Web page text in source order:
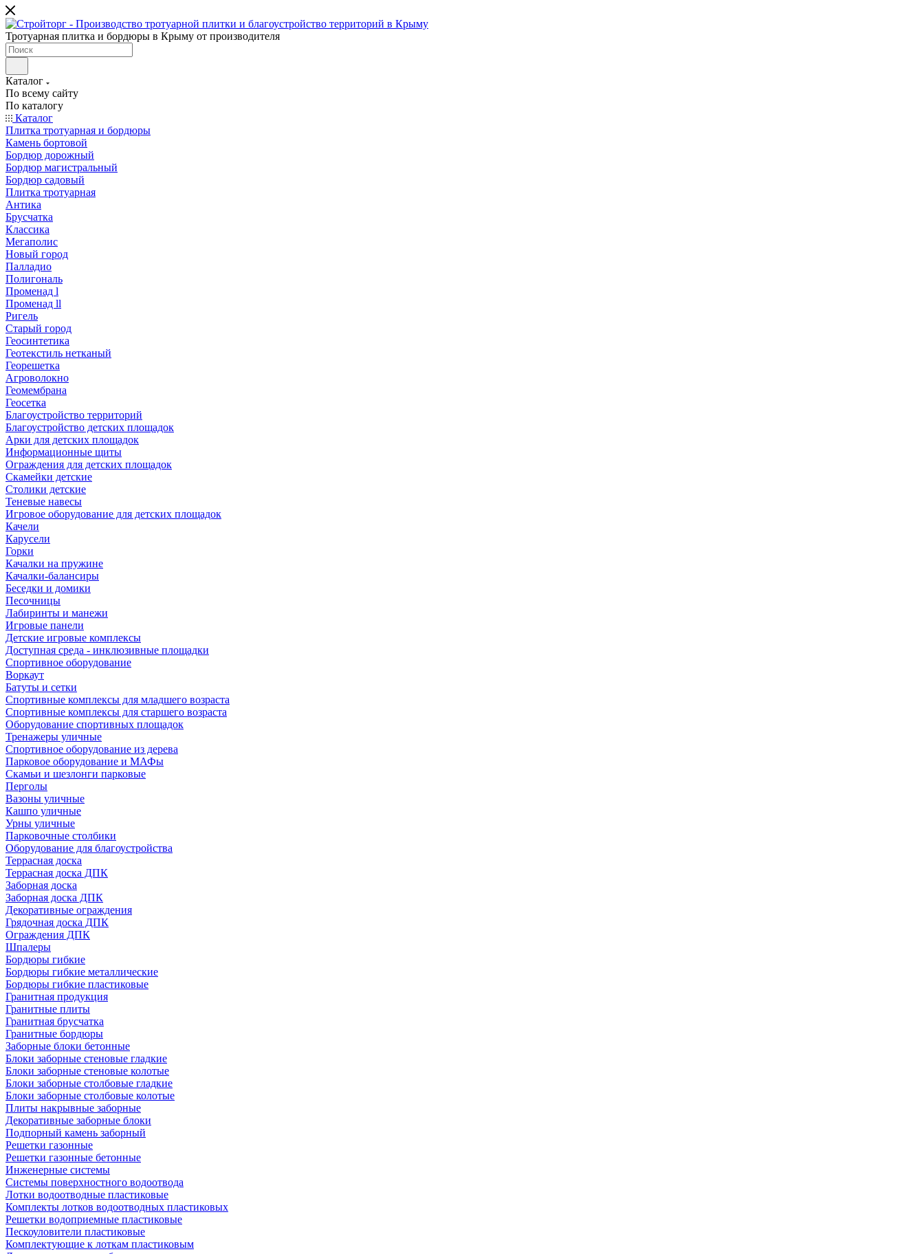
Тротуарная плитка и бордюры в Крыму от производителя
Каталог
По всему сайту
По каталогу
Каталог
Плитка тротуарная и бордюры
Камень бортовой
Бордюр дорожный
Бордюр магистральный
Бордюр садовый
Плитка тротуарная
Антика
Брусчатка
Классика
Мегаполис
Новый город
Палладио
Полигональ
Променад l
Променад ll
Ригель
Старый город
Геосинтетика
Геотекстиль нетканый
Георешетка
Агроволокно
Геомембрана
Геосетка
Благоустройство территорий
Благоустройство детских площадок
Арки для детских площадок
Информационные щиты
Ограждения для детских площадок
Скамейки детские
Столики детские
Теневые навесы
Игровое оборудование для детских площадок
Качели
Карусели
Горки
Качалки на пружине
Качалки-балансиры
Беседки и домики
Песочницы
Лабиринты и манежи
Игровые панели
Детские игровые комплексы
Доступная среда - инклюзивные площадки
Спортивное оборудование
Воркаут
Батуты и сетки
Спортивные комплексы для младшего возраста
Спортивные комплексы для старшего возраста
Оборудование спортивных площадок
Тренажеры уличные
Спортивное оборудование из дерева
Парковое оборудование и МАФы
Скамьи и шезлонги парковые
Перголы
Вазоны уличные
Кашпо уличные
Урны уличные
Парковочные столбики
Оборудование для благоустройства
Террасная доска
Террасная доска ДПК
Заборная доска
Заборная доска ДПК
Декоративные ограждения
Грядочная доска ДПК
Ограждения ДПК
Шпалеры
Бордюры гибкие
Бордюры гибкие металлические
Бордюры гибкие пластиковые
Гранитная продукция
Гранитные плиты
Гранитная брусчатка
Гранитные бордюры
Заборные блоки бетонные
Блоки заборные стеновые гладкие
Блоки заборные стеновые колотые
Блоки заборные столбовые гладкие
Блоки заборные столбовые колотые
Плиты накрывные заборные
Декоративные заборные блоки
Подпорный камень заборный
Решетки газонные
Решетки газонные бетонные
Инженерные системы
Системы поверхностного водоотвода
Лотки водоотводные пластиковые
Комплекты лотков водоотводных пластиковых
Решетки водоприемные пластиковые
Пескоуловители пластиковые
Комплектующие к лоткам пластиковым